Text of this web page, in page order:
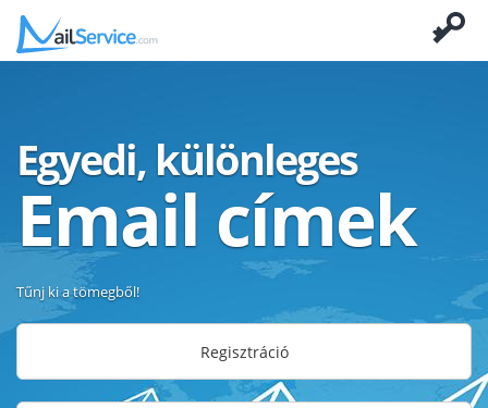
Egyedi, különleges
Email címek
Tűnj ki a tömegből!
Regisztráció